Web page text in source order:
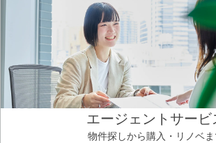
エージェントサービ
物件探しから購入・リノベ